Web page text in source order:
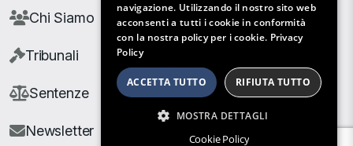
Chi Siamo
Tribunali
Sentenze
Newsletter
navigazione. Utilizzando il nostro sito web
acconsenti a tutti i cookie in conformità
con la nostra policy per i cookie. Privacy
Policy
ACCETTA TUTTO RIFIUTA TUTTO
MOSTRA DETTAGLI
Cookie Policy